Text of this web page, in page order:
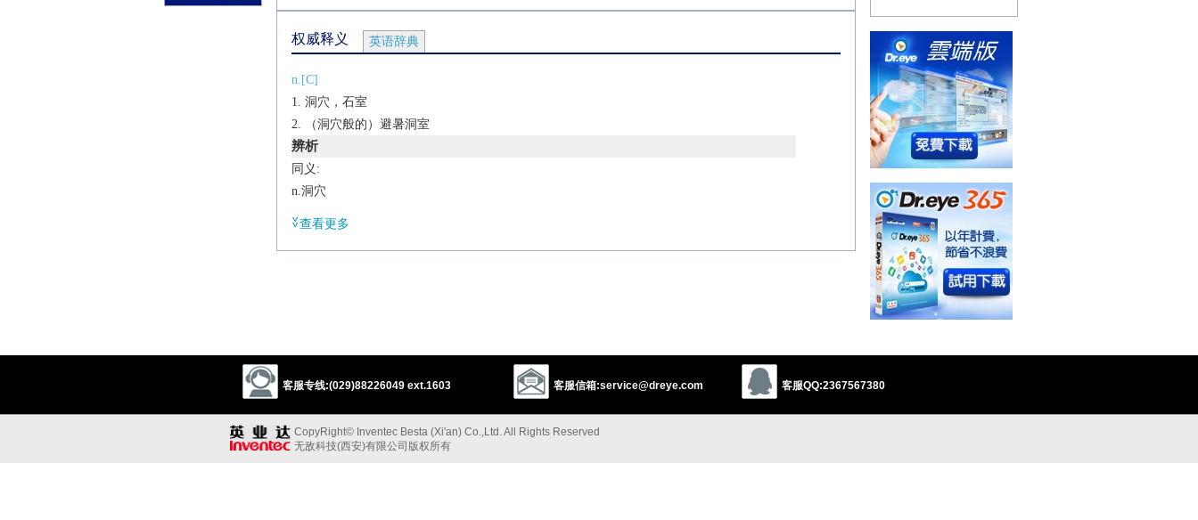
权威释义 英语辞典
n.[C]
洞穴，石室
（洞穴般的）避暑洞室
辨析
同义:
n.洞穴
grottoed adj.
Etymology
C17: from Ital.grotta , via L. from Gkkruptē(seeCRYPT).
查看更多
客服专线:(029)88226049 ext.1603 客服信箱:service@dreye.com 客服QQ:2367567380
CopyRight© Inventec Besta (Xi'an) Co.,Ltd. All Rights Reserved
无敌科技(西安)有限公司版权所有